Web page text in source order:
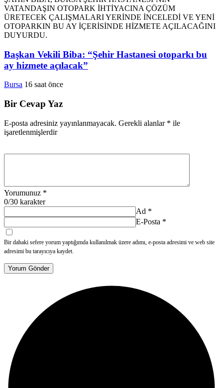
Başkan Vekili Biba: “Şehir Hastanesi otoparkı bu
ay hizmete açılacak”
Bursa 16 saat önce
Bir Cevap Yaz
E-posta adresiniz yayınlanmayacak. Gerekli alanlar * ile
işaretlenmişlerdir
Yorumunuz *
0/30 karakter
Ad *
E-Posta *
Bir dahaki sefere yorum yaptığımda kullanılmak üzere adımı, e-posta adresimi ve web site
adresimi bu tarayıcıya kaydet.
Yorum Gönder